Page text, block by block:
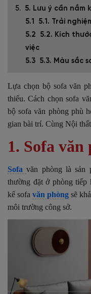
5. Lưu ý cần nắm
5.1. Trải
5.2. Kích
việc
5.3. Màu sắc
Lựa chọn bộ sofa văn
thiếu. Cách chọn sofa
bộ sofa văn phòng phù
gian bài trí. Cùng Nội
1. Sofa văn
Sofavăn phòng là sản
thường đặt ở phòng tiếp
kế sofa văn phòng sẽ
môi trường công sở.